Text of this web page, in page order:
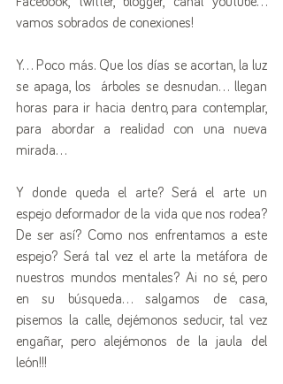
vamos sobrados de conexiones!
Y… Poco más. Que los días se acortan, la luz
se apaga, los  árboles se desnudan… llegan
horas para ir hacia dentro, para contemplar,
para abordar a realidad con una nueva
mirada...
Y donde queda el arte? Será el arte un
espejo deformador de la vida que nos rodea?
De ser así? Como nos enfrentamos a este
espejo? Será tal vez el arte la metáfora de
nuestros mundos mentales? Ai no sé, pero
en su búsqueda… salgamos de casa,
pisemos la calle, dejémonos seducir, tal vez
engañar, pero alejémonos de la jaula del
león!!!